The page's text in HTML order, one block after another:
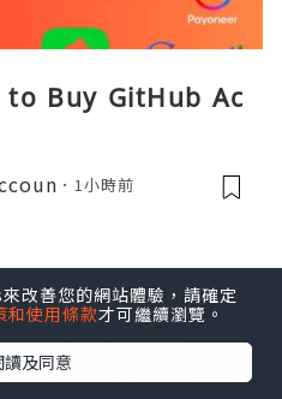
Buy GitHub Ac
1小時前
改善您的網站體驗，請確定
和使用條款才可繼續瀏覽。
及同意